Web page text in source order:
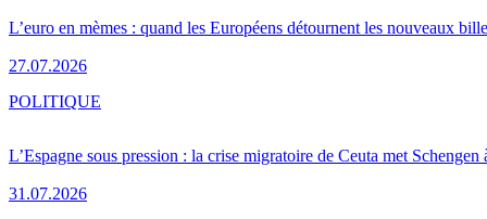
L’euro en mèmes : quand les Européens détournent les nouveaux
27.07.2026
L’Espagne sous pression : la crise migratoire de Ceuta met Schengen
31.07.2026
POLITIQUE